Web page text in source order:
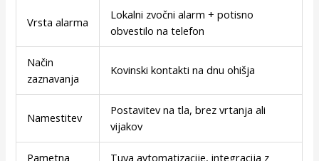
Vrsta alarma
Lokalni zvočni alarm + potisno
obvestilo na telefon
Način
zaznavanja
Kovinski kontakti na dnu ohišja
Namestitev
Postavitev na tla, brez vrtanja ali
vijakov
Pametna
Tuya avtomatizacije, integracija z